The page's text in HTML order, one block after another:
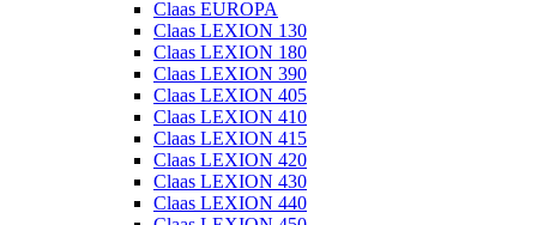
Claas EUROPA
Claas LEXION 130
Claas LEXION 180
Claas LEXION 390
Claas LEXION 405
Claas LEXION 410
Claas LEXION 415
Claas LEXION 420
Claas LEXION 430
Claas LEXION 440